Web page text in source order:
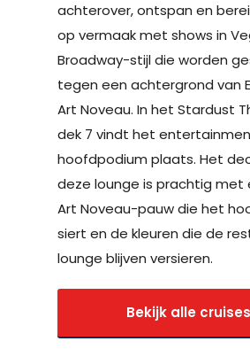
achterover, ontspan en
op vermaak met shows in
Broadway-stijl die worden
tegen een achtergrond van
Art Noveau. In het Stardust
dek 7 vindt het
hoofdpodium plaats. Het
deze lounge is prachtig met
Art Noveau-pauw die het
siert en de kleuren die de
lounge blijven versieren.
Bekijk alle cruises